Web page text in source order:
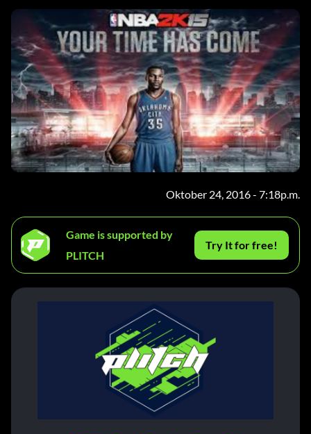
Oktober 24, 2016 - 7:18p.m.
Game is supported by
PLITCH
Try It for free!